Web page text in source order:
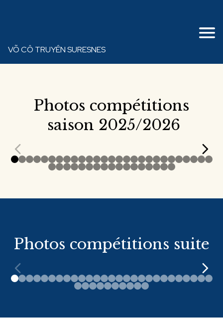
VÕ CÔ TRUYÊN SURESNES
Photos compétitions
saison 2025/2026
Photos compétitions suite